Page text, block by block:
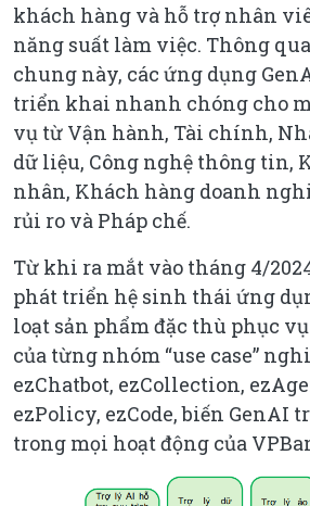
khách hàng và hỗ trợ nhân
năng suất làm việc. Thông
chung này, các ứng dụng
triển khai nhanh chóng cho
vụ từ Vận hành, Tài chính,
dữ liệu, Công nghệ thông tin,
nhân, Khách hàng doanh
rủi ro và Pháp chế.
Từ khi ra mắt vào tháng 4/
phát triển hệ sinh thái ứng
loạt sản phẩm đặc thù phục
của từng nhóm “use case”
ezChatbot, ezCollection,
ezPolicy, ezCode, biến GenAI
trong mọi hoạt động của